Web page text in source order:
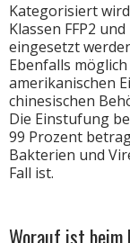
Kategorisiert wird
Klassen FFP2
eingesetzt
Ebenfalls
amerikanischen
chinesischen
Die Einstufung
99 Prozent
Bakterien und
Fall ist.
Worauf ist beim